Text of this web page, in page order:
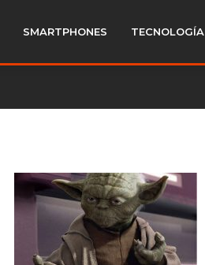
SMARTPHONES TECNOLOGÍA